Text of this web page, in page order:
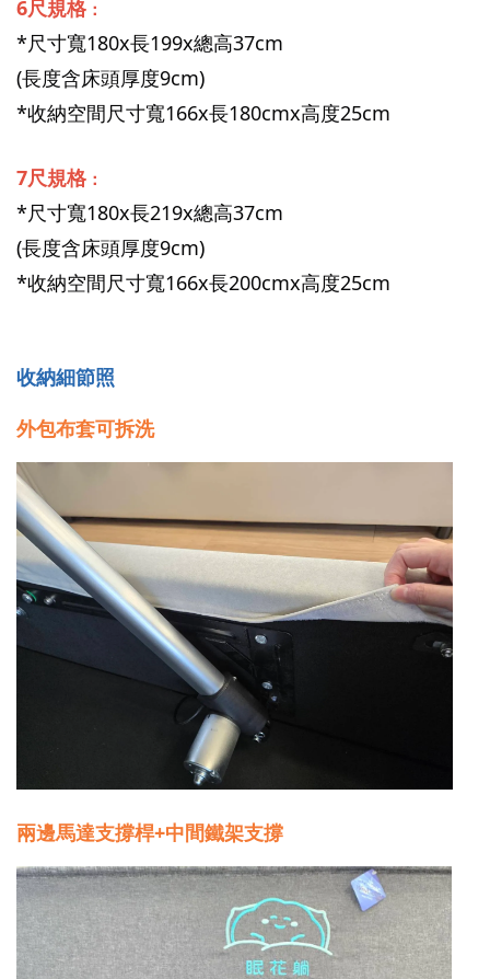
6尺規格 ：
*尺寸寬180x長199x總高37cm
(長度含床頭厚度9cm)
*收納空間尺寸寬166x長180cmx高度25cm
7尺規格 ：
*尺寸寬180x長219x總高37cm
(長度含床頭厚度9cm)
*收納空間尺寸寬166x長200cmx高度25cm
收納細節照
外包布套可拆洗
兩邊馬達支撐桿+中間鐵架支撐